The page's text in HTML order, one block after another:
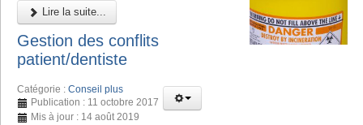
Lire la suite...
Gestion des conflits
patient/dentiste
Catégorie : Conseil plus
Publication : 11 octobre 2017
Mis à jour : 14 août 2019